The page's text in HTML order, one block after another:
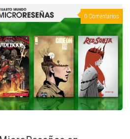
0 Comentarios